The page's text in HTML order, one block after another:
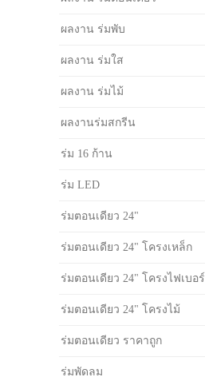
ผลงาน ร่มพับ
ผลงาน ร่มใส
ผลงาน ร่มไม้
ผลงานร่มสกรีน
ร่ม 16 ก้าน
ร่ม LED
ร่มตอนเดียว 24"
ร่มตอนเดียว 24" โครงเหล็ก
ร่มตอนเดียว 24" โครงไฟเบอร์
ร่มตอนเดียว 24" โครงไม้
ร่มตอนเดียว ราคาถูก
ร่มพัดลม